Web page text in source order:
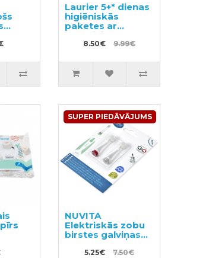
Laurier 5+* dienas
higiēniskās
paketes ar
spārniņiem 24cm
22gab8.50€ 9.99€
SUPER PIEDĀVĀJUMS
NUVITA
Elektriskās zobu
birstes galviņas
5.25€ 7.50€